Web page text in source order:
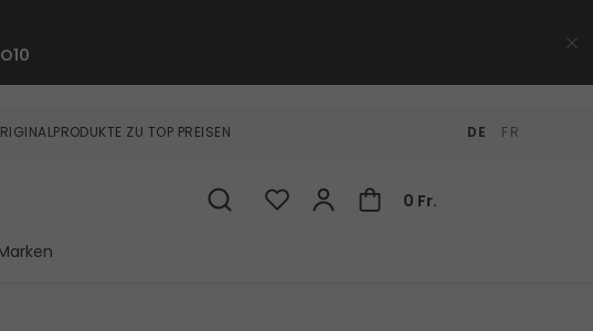
ZU TOP PREISEN DE FR
0 Fr.